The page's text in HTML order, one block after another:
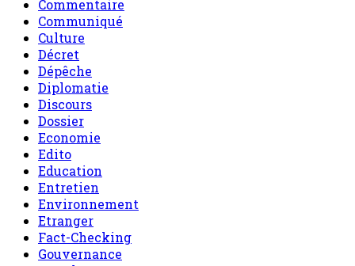
Commentaire
Communiqué
Culture
Décret
Dépêche
Diplomatie
Discours
Dossier
Economie
Edito
Education
Entretien
Environnement
Etranger
Fact-Checking
Gouvernance